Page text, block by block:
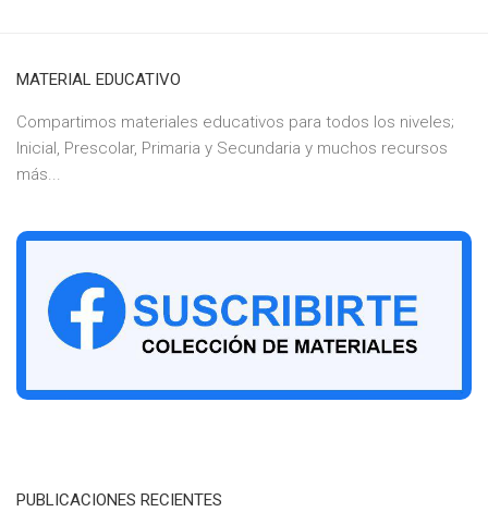
MATERIAL EDUCATIVO
Compartimos materiales educativos para todos los niveles;
Inicial, Prescolar, Primaria y Secundaria y muchos recursos
más...
PUBLICACIONES RECIENTES